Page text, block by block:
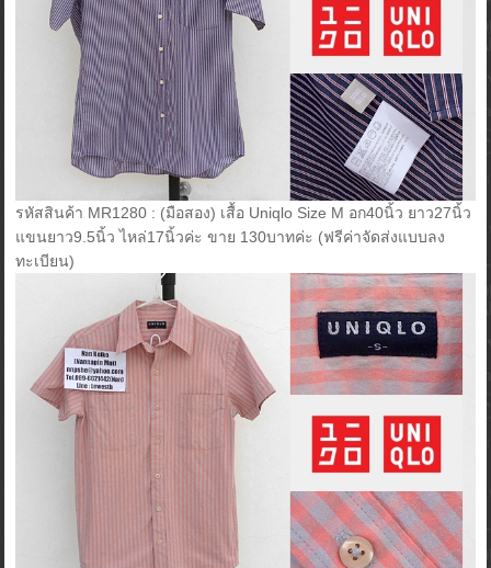
รหัสสินค้า MR1280 : (มือสอง) เสื้อ Uniqlo Size M อก40นิ้ว ยาว27นิ้ว
แขนยาว9.5นิ้ว ไหล่17นิ้วค่ะ ขาย 130บาทค่ะ (ฟรีค่าจัดส่งแบบลง
ทะเบียน)